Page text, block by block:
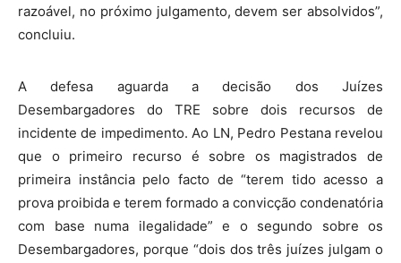
razoável, no próximo julgamento, devem ser absolvidos”,
concluiu.
A defesa aguarda a decisão dos Juízes
Desembargadores do TRE sobre dois recursos de
incidente de impedimento. Ao LN, Pedro Pestana revelou
que o primeiro recurso é sobre os magistrados de
primeira instância pelo facto de “terem tido acesso a
prova proibida e terem formado a convicção condenatória
com base numa ilegalidade” e o segundo sobre os
Desembargadores, porque “dois dos três juízes julgam o